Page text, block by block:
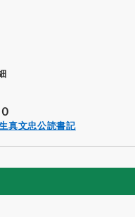
真文忠公読書記